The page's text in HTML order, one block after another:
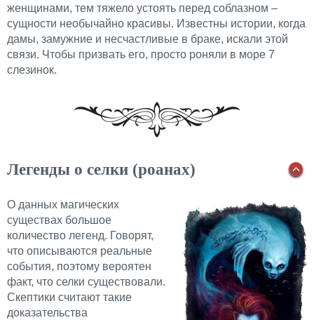
женщинами, тем тяжело устоять перед соблазном –
сущности необычайно красивы. Известны истории, когда
дамы, замужние и несчастливые в браке, искали этой
связи. Чтобы призвать его, просто роняли в море 7
слезинок.
Легенды о селки (роанах)
О данных магических
существах большое
количество легенд. Говорят,
что описываются реальные
события, поэтому вероятен
факт, что селки существовали.
Скептики считают такие
доказательства